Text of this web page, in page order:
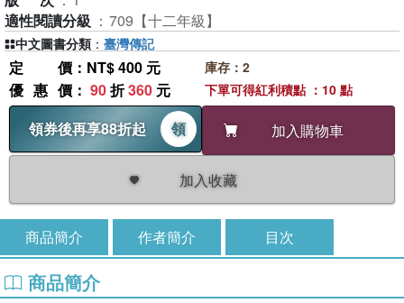
適性閱讀分級 ： 709【十二年級】
定價 ：NT$ 400 元
優惠價 ： 90折360 元
領券後再享88折起
領 加入購物車
加入收藏
庫存：2
下單可得紅利積點 ：10 點
中文圖書分類 ： 臺灣傳記
商品簡介 作者簡介 目次
商品簡介